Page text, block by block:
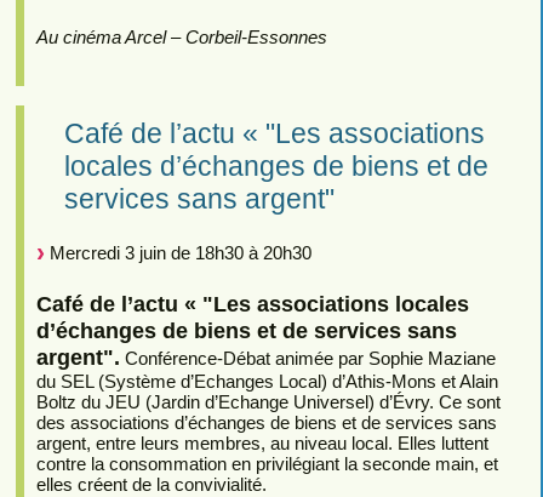
Au cinéma Arcel – Corbeil-Essonnes
Café de l’actu « "Les associations
locales d’échanges de biens et de
services sans argent"
Mercredi 3 juin de 18h30 à 20h30
Café de l’actu « "Les associations locales
d’échanges de biens et de services sans
argent". Conférence-Débat animée par Sophie Maziane
du SEL (Système d’Echanges Local) d’Athis-Mons et Alain
Boltz du JEU (Jardin d’Echange Universel) d’Évry. Ce sont
des associations d’échanges de biens et de services sans
argent, entre leurs membres, au niveau local. Elles luttent
contre la consommation en privilégiant la seconde main, et
elles créent de la convivialité.